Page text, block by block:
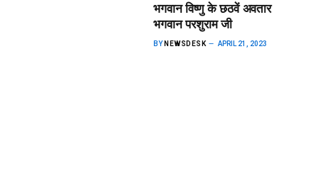
भगवान विष्णु के छठवें अवतार
भगवान परशुराम जी
BY NEWSDESK APRIL 21, 2023